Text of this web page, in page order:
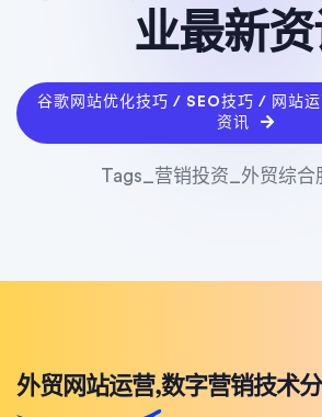
业最新
谷歌网站优化技巧 / SEO技巧 / 网站
资讯
Tags_营销投资_外贸综合
外贸网站运营,数字营销技术